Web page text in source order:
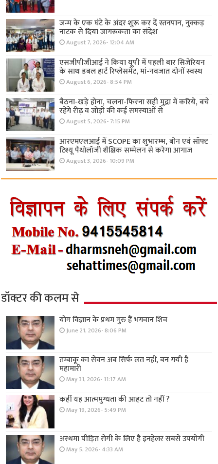
जन्म के एक घंटे के अंदर शुरू कर दें स्तनपान, नुक्कड़
नाटक से दिया जागरूकता का संदेश
August 7, 2026- 12:04 AM
एसजीपीजीआई ने किया यूपी में पहली बार सिजेरियन
के साथ डबल हार्ट रिप्लेसमेंट, मां-नवजात दोनों स्वस्थ
August 6, 2026- 8:54 PM
बैठना-खड़े होना, चलना-फिरना सही मुद्रा में करिये, बचे
रहेंगे रीढ़ व जोड़ों की कई समस्याओं से
August 5, 2026- 7:15 PM
आरएमएलआई में SCOPE का शुभारम्भ, बोन एवं सॉफ्ट
टिश्यू पैथोलॉजी शैक्षिक सम्मेलन से करेगा आगाज
August 3, 2026- 10:09 PM
डॉक्टर की कलम से
योग विज्ञान के प्रथम गुरु हैं भगवान शिव
June 21, 2026- 8:06 PM
तम्बाकू का सेवन अब सिर्फ लत नहीं, बन गयी है
महामारी
May 31, 2026- 11:17 AM
कहीं यह आत्ममुग्धता की आहट तो नहीं ?
May 19, 2026- 5:49 PM
अस्थमा पीड़ित रोगी के लिए है इनहेलर सबसे उपयोगी
May 5, 2026- 4:33 AM